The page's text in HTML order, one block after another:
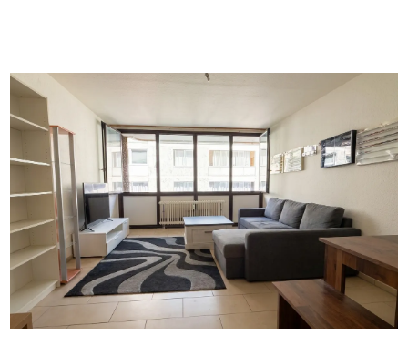
praktischen Diele, welche ausreichend Platz für eine […]